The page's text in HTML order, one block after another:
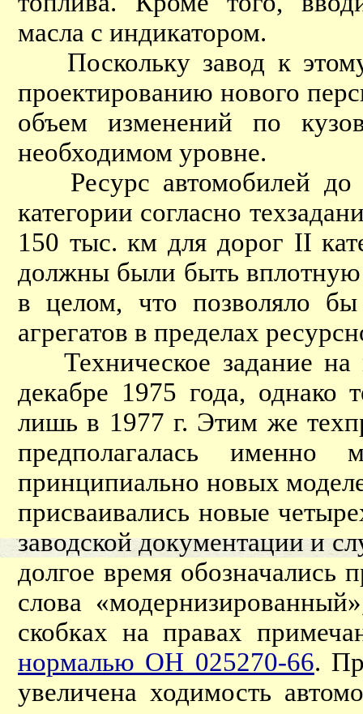
масла с индикатором.
Поскольку завод к этому
проектированию нового
объем изменений по
необходимом уровне.
Ресурс автомобилей до
категории согласно
150 тыс. км для дорог II
должны были быть
в целом, что позволяло
агрегатов в пределах
Техническое задание на
декабре 1975 года, однако
лишь в 1977 г. Этим же
предполагалась именно
принципиально новых
присваивались новые
заводской документации и
долгое время обозначались
слова
скобках на правах
нормалью ОН 025270-66.
увеличена ходимость